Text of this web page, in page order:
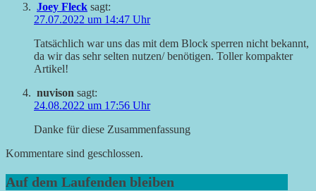
Joey Fleck sagt:
27.07.2022 um 14:47 Uhr
Tatsächlich war uns das mit dem Block sperren nicht bekannt,
da wir das sehr selten nutzen/ benötigen. Toller kompakter
Artikel!
nuvison sagt:
24.08.2022 um 17:56 Uhr
Danke für diese Zusammenfassung
Kommentare sind geschlossen.
Auf dem Laufenden bleiben